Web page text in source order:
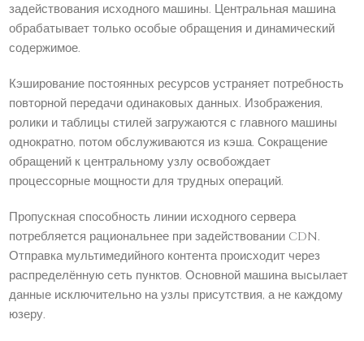
задействования исходного машины. Центральная машина
обрабатывает только особые обращения и динамический
содержимое.
Кэширование постоянных ресурсов устраняет потребность
повторной передачи одинаковых данных. Изображения,
ролики и таблицы стилей загружаются с главного машины
однократно, потом обслуживаются из кэша. Сокращение
обращений к центральному узлу освобождает
процессорные мощности для трудных операций.
Пропускная способность линии исходного сервера
потребляется рациональнее при задействовании CDN.
Отправка мультимедийного контента происходит через
распределённую сеть пунктов. Основной машина высылает
данные исключительно на узлы присутствия, а не каждому
юзеру.